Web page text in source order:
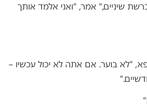
שיניים," אמר, "ואני אלמד אותך
"לא בוער. אם אתה לא יכול עכשיו –